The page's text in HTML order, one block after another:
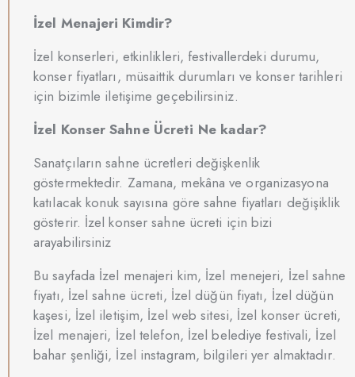
İzel Menajeri Kimdir?
İzel konserleri, etkinlikleri, festivallerdeki durumu,
konser fiyatları, müsaittik durumları ve konser tarihleri
için bizimle iletişime geçebilirsiniz.
İzel Konser Sahne Ücreti Ne kadar?
Sanatçıların sahne ücretleri değişkenlik
göstermektedir. Zamana, mekâna ve organizasyona
katılacak konuk sayısına göre sahne fiyatları değişiklik
gösterir. İzel konser sahne ücreti için bizi
arayabilirsiniz
Bu sayfada İzel menajeri kim, İzel menejeri, İzel sahne
fiyatı, İzel sahne ücreti, İzel düğün fiyatı, İzel düğün
kaşesi, İzel iletişim, İzel web sitesi, İzel konser ücreti,
İzel menajeri, İzel telefon, İzel belediye festivali, İzel
bahar şenliği, İzel instagram, bilgileri yer almaktadır.